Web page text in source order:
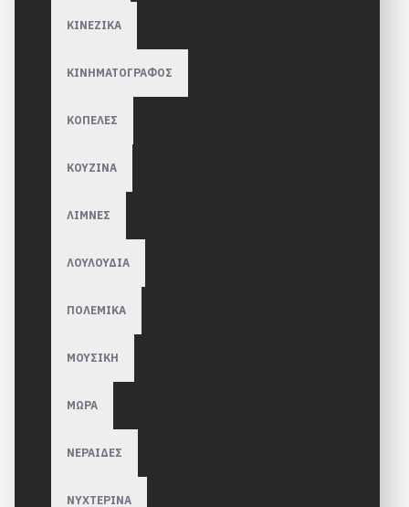
ΚΙΝΕΖΙΚΑ
ΚΙΝΗΜΑΤΟΓΡΑΦΟΣ
ΚΟΠΕΛΕΣ
ΚΟΥΖΙΝΑ
ΛΙΜΝΕΣ
ΛΟΥΛΟΥΔΙΑ
ΠΟΛΕΜΙΚΑ
ΜΟΥΣΙΚΗ
ΜΩΡΑ
ΝΕΡΑΙΔΕΣ
ΝΥΧΤΕΡΙΝΑ